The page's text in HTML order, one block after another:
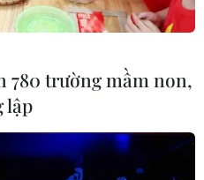
nóng
780 trường mầm non,
lập